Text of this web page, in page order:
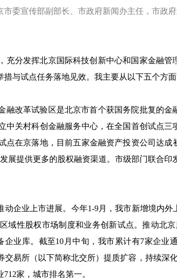
委宣传部副部长、市政府新闻办主任，市政府
分发挥北京国际科技创新中心和国家金融
与试点任务落地见效。我主要从以下五个方
融改革试验区是北京市首个获国务院批复的
中关村科创金融服务中心，在全国首创试点
在京落地，目前五家金融资产投资公司达成
展提供更多的股权融资渠道。市级部门联合
企业上市进展。今年1-9月，我市新增境内
域性股权市场制度和业务创新试点。推动北
业库。截至10月中旬，我市累计有7家企业
易所（以下简称北交所）提质扩容，持续深
家，城市排名第一。